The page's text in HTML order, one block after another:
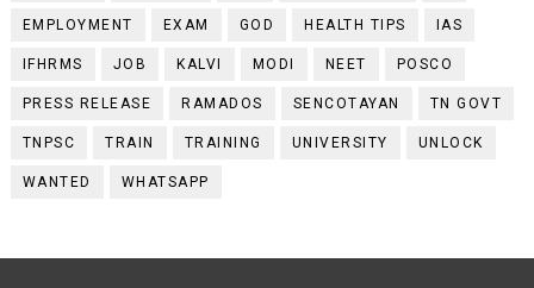
EMPLOYMENT EXAM GOD HEALTH TIPS IAS
IFHRMS JOB KALVI MODI NEET POSCO
PRESS RELEASE RAMADOS SENCOTAYAN TN GOVT
TNPSC TRAIN TRAINING UNIVERSITY UNLOCK
WANTED WHATSAPP